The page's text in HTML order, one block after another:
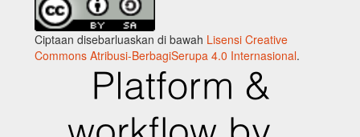
Ciptaan disebarluaskan di bawah Lisensi Creative
Commons Atribusi-BerbagiSerupa 4.0 Internasional.